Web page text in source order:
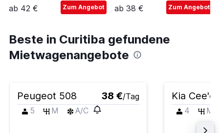
ab 42 €
Zum Angebot
ab 38 €
Zum Angebot
Beste in Curitiba gefundene
Mietwagenangebote
Peugeot 508 38 €/Tag
5
M A/C
Kia Cee'd
4 M